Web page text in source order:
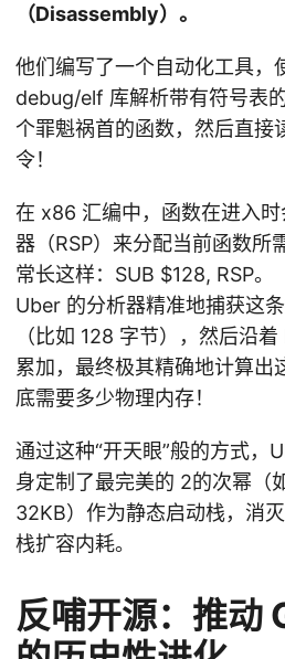
（Disassembly）。
他们编写了一个自动化工具，
debug/elf 库解析带有符号表
个罪魁祸首的函数，然后直接
令！
在 x86 汇编中，函数在进入
器（RSP）来分配当前函数所
常长这样：SUB $128, RSP。
Uber 的分析器精准地捕获这
（比如 128 字节），然后沿
累加，最终极其精确地计算出
底需要多少物理内存！
通过这种“开天眼”般的方式，
身定制了最完美的 2的次幂（
32KB）作为静态启动栈，消
栈扩容内耗。
反哺开源：推动